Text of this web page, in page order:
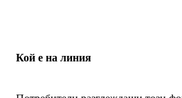
Кой е на линия